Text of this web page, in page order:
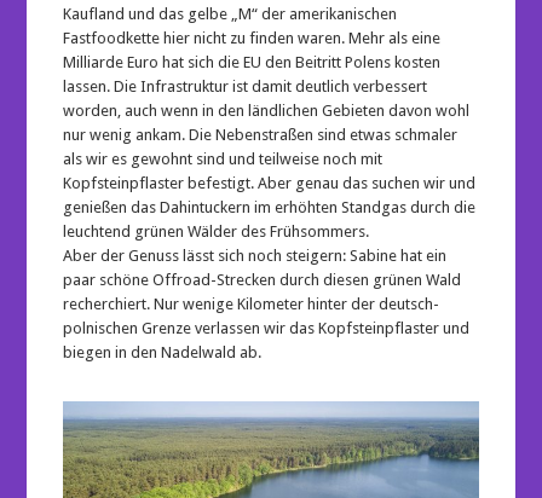
Kaufland und das gelbe „M“ der amerikanischen
Fastfoodkette hier nicht zu finden waren. Mehr als eine
Milliarde Euro hat sich die EU den Beitritt Polens kosten
lassen. Die Infrastruktur ist damit deutlich verbessert
worden, auch wenn in den ländlichen Gebieten davon wohl
nur wenig ankam. Die Nebenstraßen sind etwas schmaler
als wir es gewohnt sind und teilweise noch mit
Kopfsteinpflaster befestigt. Aber genau das suchen wir und
genießen das Dahintuckern im erhöhten Standgas durch die
leuchtend grünen Wälder des Frühsommers.
Aber der Genuss lässt sich noch steigern: Sabine hat ein
paar schöne Offroad-Strecken durch diesen grünen Wald
recherchiert. Nur wenige Kilometer hinter der deutsch-
polnischen Grenze verlassen wir das Kopfsteinpflaster und
biegen in den Nadelwald ab.